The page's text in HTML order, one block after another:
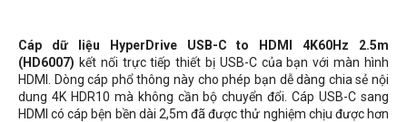
Cáp dữ liệu HyperDrive USB-C to HDMI 4K60Hz 2.5m
(HD6007) kết nối trực tiếp thiết bị USB-C của bạn với màn hình
HDMI. Dòng cáp phổ thông này cho phép bạn dễ dàng chia sẻ nội
dung 4K HDR10 mà không cần bộ chuyển đổi. Cáp USB-C sang
HDMI có cáp bện bền dài 2,5m đã được thử nghiệm chịu được hơn